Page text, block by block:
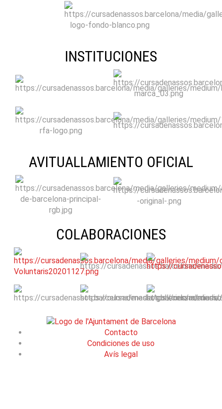
INSTITUCIONES
AVITUALLAMIENTO OFICIAL
COLABORACIONES
Contacto
Condiciones de uso
Avís legal